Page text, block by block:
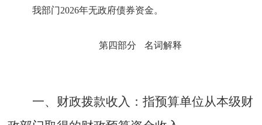
我部门2026年无政府债券资金。
第四部分 名词解释
一、财政拨款收入：指预算单位从本级财